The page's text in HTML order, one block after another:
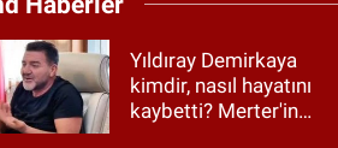
Yıldıray Demirkaya
kimdir, nasıl hayatını
kaybetti? Merter'in